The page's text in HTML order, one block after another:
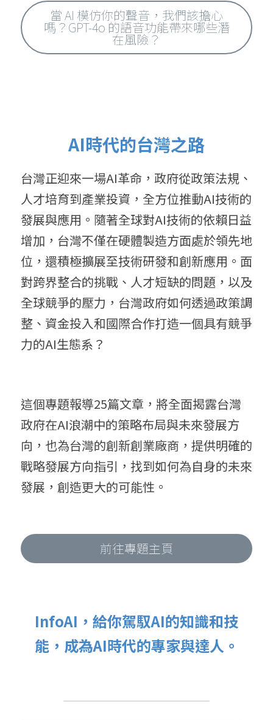
當 AI 模仿你的聲音，我們該擔心
嗎？GPT-4o 的語音功能帶來哪些潛
在風險？
AI時代的台灣之路
台灣正迎來一場AI革命，政府從政策法規、
人才培育到產業投資，全方位推動AI技術的
發展與應用。隨著全球對AI技術的依賴日益
增加，台灣不僅在硬體製造方面處於領先地
位，還積極擴展至技術研發和創新應用。面
對跨界整合的挑戰、人才短缺的問題，以及
全球競爭的壓力，台灣政府如何透過政策調
整、資金投入和國際合作打造一個具有競爭
力的AI生態系？
這個專題報導25篇文章，將全面揭露台灣
政府在AI浪潮中的策略布局與未來發展方
向，也為台灣的創新創業廠商，提供明確的
戰略發展方向指引，找到如何為自身的未來
發展，創造更大的可能性。
前往專題主頁
InfoAI，給你駕馭AI的知識和技
能，成為AI時代的專家與達人。